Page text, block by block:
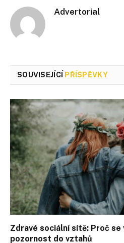
Advertorial
SOUVISEJÍCÍ PŘÍSPĚVKY
Zdravé sociální sítě: Proč
pozornost do vztahů